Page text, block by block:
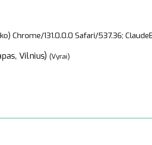
Chrome/131.0.0.0 Safari/537.36;
Vilnius) (Vyrai)